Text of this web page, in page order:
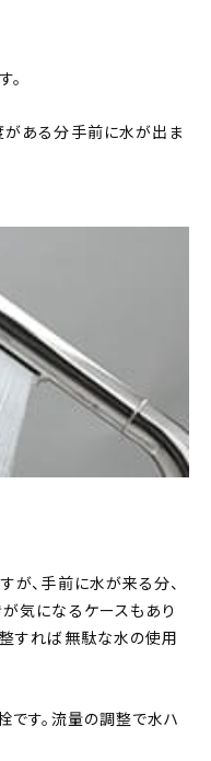
。
がある分手前に水が出ま
が、手前に水が来る分、
気になるケースもあり
すれば無駄な水の使用
です。流量の調整で水ハ